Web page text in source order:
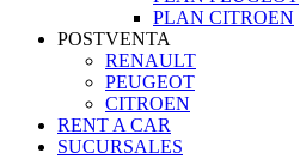
PLAN CITROEN
POSTVENTA
RENAULT
PEUGEOT
CITROEN
RENT A CAR
SUCURSALES